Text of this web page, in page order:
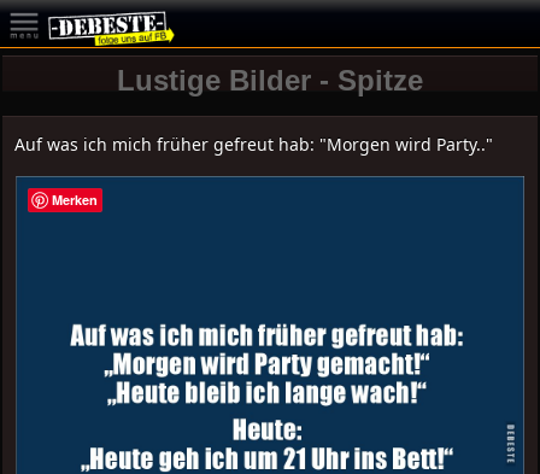
Lustige Bilder - Spitze
Auf was ich mich früher gefreut hab: "Morgen wird Party.."
Merken